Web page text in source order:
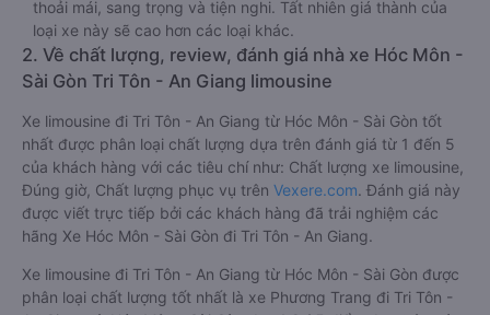
thoải mái, sang trọng và tiện nghi. Tất nhiên giá thành của
loại xe này sẽ cao hơn các loại khác.
2. Về chất lượng, review, đánh giá nhà xe Hóc Môn -
Sài Gòn Tri Tôn - An Giang limousine
Xe limousine đi Tri Tôn - An Giang từ Hóc Môn - Sài Gòn tốt
nhất được phân loại chất lượng dựa trên đánh giá từ 1 đến 5
của khách hàng với các tiêu chí như: Chất lượng xe limousine,
Đúng giờ, Chất lượng phục vụ trên Vexere.com. Đánh giá này
được viết trực tiếp bởi các khách hàng đã trải nghiệm các
hãng Xe Hóc Môn - Sài Gòn đi Tri Tôn - An Giang.
Xe limousine đi Tri Tôn - An Giang từ Hóc Môn - Sài Gòn được
phân loại chất lượng tốt nhất là xe Phương Trang đi Tri Tôn -